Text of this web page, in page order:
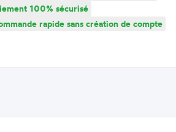
100% sécurisé
rapide sans création de compte